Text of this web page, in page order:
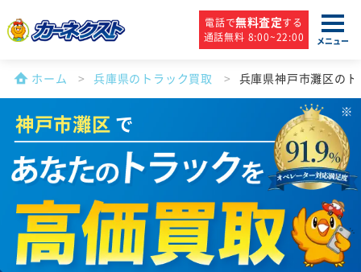
電話で無料査定する
通話無料 8:00~22:00
メニュー
ホーム 兵庫県のトラック買取 兵庫県神戸市灘区の
神戸市灘区 で